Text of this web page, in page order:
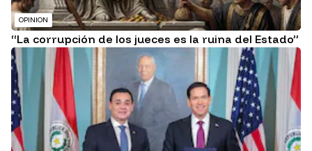
OPINION
“La corrupción de los jueces es la ruina del Estado”